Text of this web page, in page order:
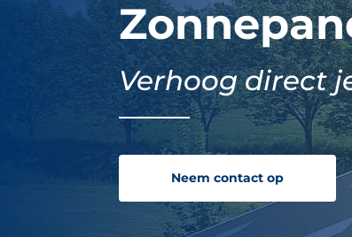
Verhoog direct
Neem contact op